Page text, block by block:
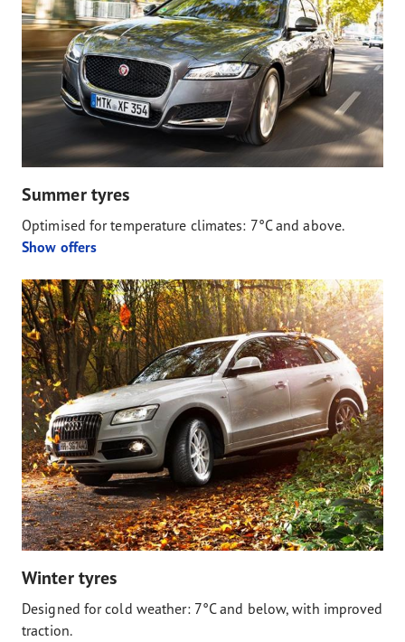
Summer tyres
Optimised for temperature climates: 7°C and above.
Show offers
Winter tyres
Designed for cold weather: 7°C and below, with improved
traction.